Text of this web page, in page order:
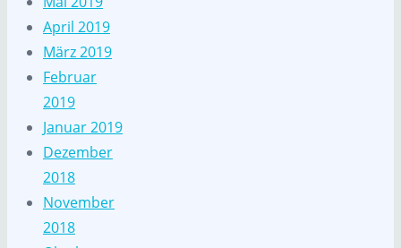
April 2019
März 2019
Februar
2019
Januar 2019
Dezember
2018
November
2018